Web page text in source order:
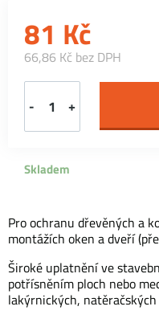
81 Kč
66,86 Kč bez DPH
- +
Skladem
Pro ochranu dřevěných a
montážích oken a dveří
Široké uplatnění ve
potřísněním ploch nebo
lakýrnických,